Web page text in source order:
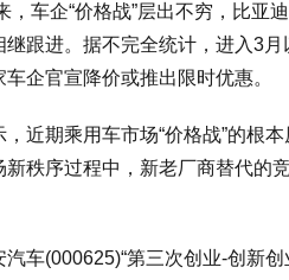
车企“价格战”层出不穷，比亚
跟进。据不完全统计，进入3
企官宣降价或推出限时优惠。
近期乘用车市场“价格战”的根
秩序过程中，新老厂商替代的
车(000625)“第三次创业-创新